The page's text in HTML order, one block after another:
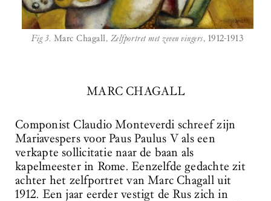
Fig 3. Marc Chagall, Zelfportret met zeven vingers, 1912-1913
MARC CHAGALL
Componist Claudio Monteverdi schreef zijn
Mariavespers voor Paus Paulus V als een
verkapte sollicitatie naar de baan als
kapelmeester in Rome. Eenzelfde gedachte zit
achter het zelfportret van Marc Chagall uit
1912. Een jaar eerder vestigt de Rus zich in